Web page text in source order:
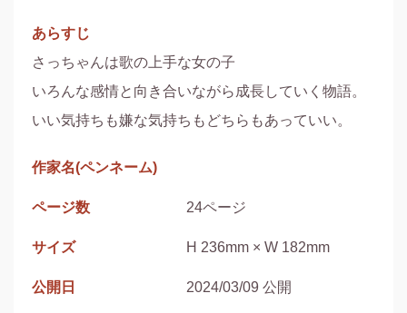
あらすじ
さっちゃんは歌の上手な女の子
いろんな感情と向き合いながら成長していく物語。
いい気持ちも嫌な気持ちもどちらもあっていい。
作家名(ペンネーム)
ページ数 24ページ
サイズ H 236mm × W 182mm
公開日 2024/03/09 公開